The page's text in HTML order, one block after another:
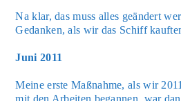
Na klar, das muss alles geän­dert
Gedan­ken, als wir das Schiff
Juni 2011
Mei­ne ers­te Maß­nah­me, als wir
mit den Arbei­ten began­nen, war